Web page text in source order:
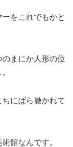
をこれでもかと
まにか人形の位
にばら撒かれて
館なんです。